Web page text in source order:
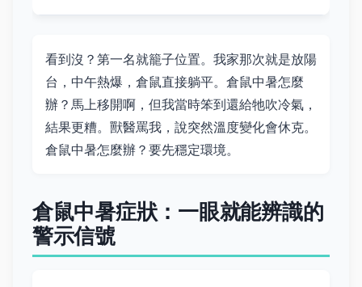
看到沒？第一名就籠子位置。我家那次就是放陽
台，中午熱爆，倉鼠直接躺平。倉鼠中暑怎麼
辦？馬上移開啊，但我當時笨到還給牠吹冷氣，
結果更糟。獸醫罵我，說突然溫度變化會休克。
倉鼠中暑怎麼辦？要先穩定環境。
倉鼠中暑症狀：一眼就能辨識的
警示信號